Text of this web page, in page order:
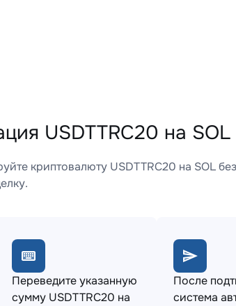
USDTTRC20 на
криптовалюту USDTTRC20 на SOL
Переведите указанную
сумму USDTTRC20 на
После
система